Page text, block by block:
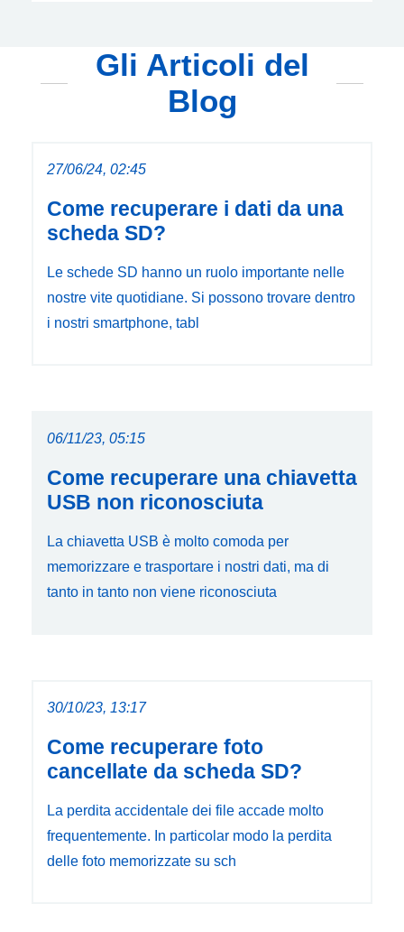
Gli Articoli del
Blog
27/06/24, 02:45
Come recuperare i dati da una
scheda SD?
Le schede SD hanno un ruolo importante nelle
nostre vite quotidiane. Si possono trovare dentro
i nostri smartphone, tabl
06/11/23, 05:15
Come recuperare una chiavetta
USB non riconosciuta
La chiavetta USB è molto comoda per
memorizzare e trasportare i nostri dati, ma di
tanto in tanto non viene riconosciuta
30/10/23, 13:17
Come recuperare foto
cancellate da scheda SD?
La perdita accidentale dei file accade molto
frequentemente. In particolar modo la perdita
delle foto memorizzate su sch